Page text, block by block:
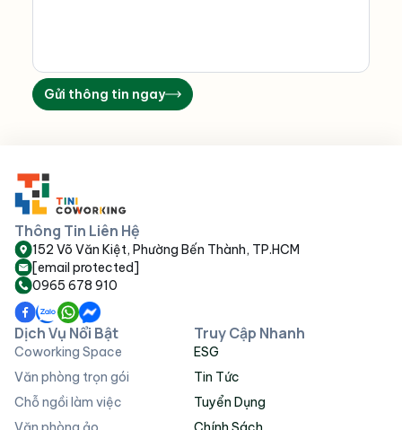
Gửi thông tin ngay
Dịch Vụ Nổi Bật
Coworking Space
Văn phòng trọn gói
Chỗ ngồi làm việc
Thông Tin Liên Hệ
152 Võ Văn Kiệt, Phường Bến Thành, TP.HCM
[email protected]
0965 678 910
Truy Cập Nhanh
ESG
Tin Tức
Tuyển Dụng